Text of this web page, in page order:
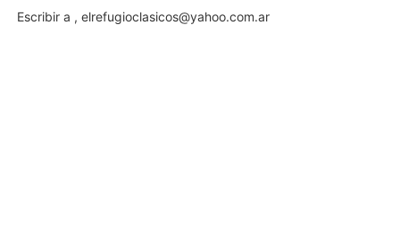
Escribir a , elrefugioclasicos@yahoo.com.ar